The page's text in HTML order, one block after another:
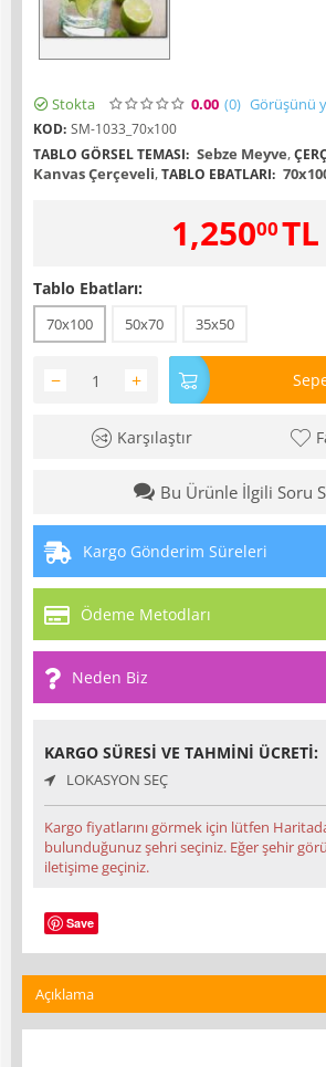
Stokta 0.00 (0) Görüşünü
KOD: SM-1033_70x100
TABLO GÖRSEL TEMASI: Sebze Meyve,
Kanvas Çerçeveli,TABLO EBATLARI:
1,25000TL
Tablo Ebatları:
70x100 50x70 35x50
+
−
Karşılaştır
Bu Ürünle İlgili Soru
Kargo Gönderim Süreleri
Ödeme Metodları
Neden Biz
KARGO SÜRESI VE TAHMINI ÜCRETI:
LOKASYON SEÇ
Kargo fiyatlarını görmek için lütfen
bulunduğunuz şehri seçiniz. Eğer şehir
iletişime geçiniz.
Save
Açıklama